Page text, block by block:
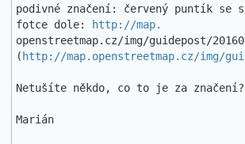
podivné značení: červený puntík se
fotce dole:
http://map.
openstreetmap.cz/img/guidepost/
( http://map.openstreetmap.cz/img/
Netušíte někdo, co to je za značení?
Marián